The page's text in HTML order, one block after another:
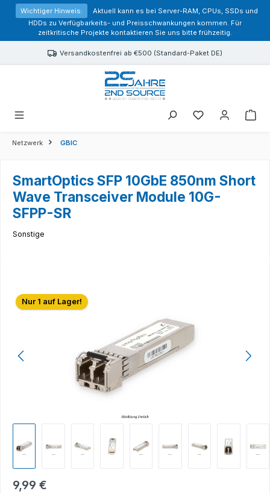
springen
Wichtiger Hinweis:
Aktuell kann es bei Server-RAM, CPUs, SSDs und
HDDs zu Verfügbarkeits- und Preisschwankungen kommen. Für
zeitkritische Projekte kontaktieren Sie uns bitte frühzeitig.
Versandkostenfrei ab €500 (Standard-Paket DE)
Sie haben 0
Netzwerk GBIC
SmartOptics SFP 10GbE 850nm Short
Wave Transceiver Module 10G-
SFPP-SR
Sonstige
Bildergalerie überspringen
Nur 1 auf Lager!
9,99 €